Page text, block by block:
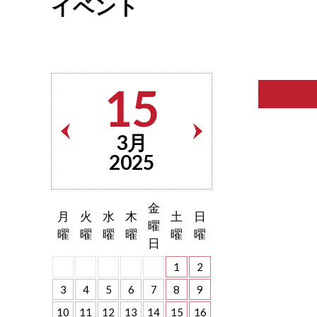
イベント
15
3月
2025
月
曜
火
曜
水
曜
木
曜
金
曜
日
土
曜
日
曜
1
2
3
4 5 6 7 8
9
10
11 12 13 14 15
16